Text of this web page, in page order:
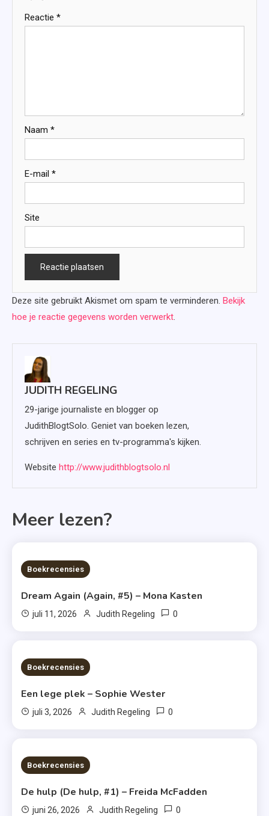
Reactie *
Naam *
E-mail *
Site
Deze site gebruikt Akismet om spam te verminderen. Bekijk
hoe je reactie gegevens worden verwerkt.
JUDITH REGELING
29-jarige journaliste en blogger op
JudithBlogtSolo. Geniet van boeken lezen,
schrijven en series en tv-programma's kijken.
Website http://www.judithblogtsolo.nl
Meer lezen?
6 MINS READ
Boekrecensies
Dream Again (Again, #5) – Mona Kasten
juli 11, 2026 Judith Regeling 0
6 MINS READ
Boekrecensies
Een lege plek – Sophie Wester
juli 3, 2026 Judith Regeling 0
7 MINS READ
Boekrecensies
De hulp (De hulp, #1) – Freida McFadden
juni 26, 2026 Judith Regeling 0